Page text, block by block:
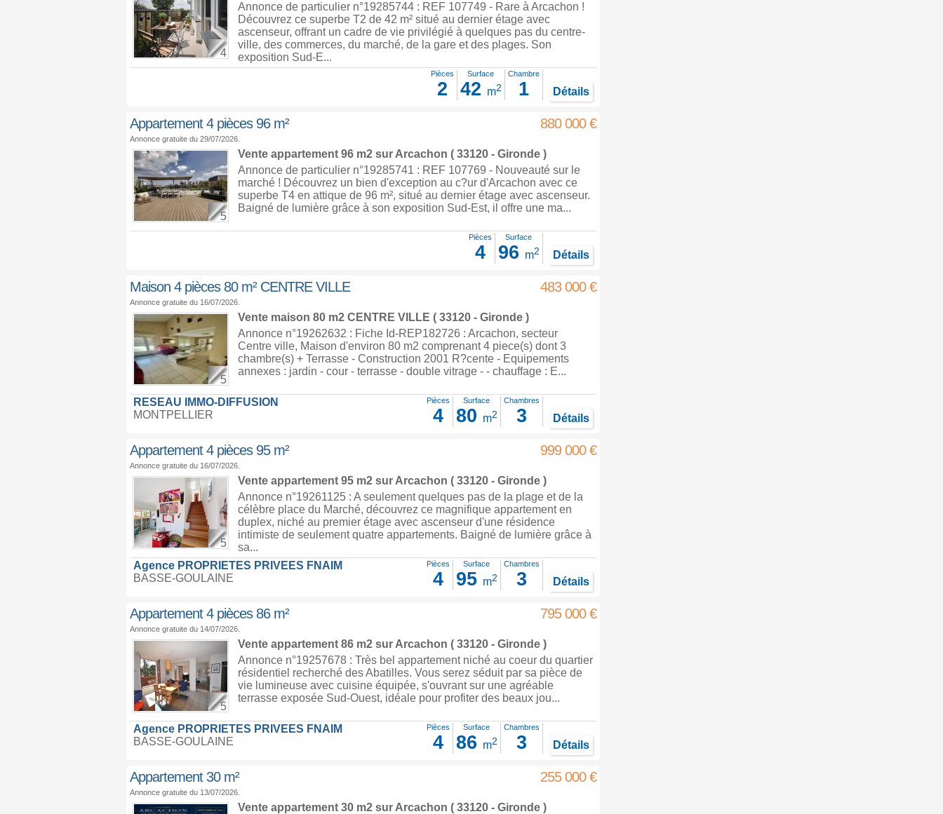
4
Annonce de particulier n°19285744 : REF 107749 - Rare à Arcachon !
Découvrez ce superbe T2 de 42 m² situé au dernier étage avec
ascenseur, offrant un cadre de vie privilégié à quelques pas du centre-
ville, des commerces, du marché, de la gare et des plages. Son
exposition Sud-E...
Pièces
2
Surface
42 m2
Chambre
1 Détails
Appartement 4 pièces 96 m² 880 000 €
Annonce gratuite du 29/07/2026.
5
Vente appartement 96 m2 sur Arcachon ( 33120 - Gironde )
Annonce de particulier n°19285741 : REF 107769 - Nouveauté sur le
marché ! Découvrez un bien d'exception au c?ur d'Arcachon avec ce
superbe T4 en attique de 96 m², situé au dernier étage avec ascenseur.
Baigné de lumière grâce à son exposition Sud-Est, il offre une ma...
Pièces
4
Surface
96 m2 Détails
Maison 4 pièces 80 m² CENTRE VILLE 483 000 €
Annonce gratuite du 16/07/2026.
5
Vente maison 80 m2 CENTRE VILLE ( 33120 - Gironde )
Annonce n°19262632 : Fiche Id-REP182726 : Arcachon, secteur
Centre ville, Maison d'environ 80 m2 comprenant 4 piece(s) dont 3
chambre(s) + Terrasse - Construction 2001 R?cente - Equipements
annexes : jardin - cour - terrasse - double vitrage - - chauffage : E...
RESEAU IMMO-DIFFUSION
MONTPELLIER
Pièces
4
Surface
80 m2
Chambres
3 Détails
Appartement 4 pièces 95 m² 999 000 €
Annonce gratuite du 16/07/2026.
5
Vente appartement 95 m2 sur Arcachon ( 33120 - Gironde )
Annonce n°19261125 : A seulement quelques pas de la plage et de la
célèbre place du Marché, découvrez ce magnifique appartement en
duplex, niché au premier étage avec ascenseur d'une résidence
intimiste de seulement quatre appartements. Baigné de lumière grâce à
sa...
Agence PROPRIETES PRIVEES FNAIM
BASSE-GOULAINE
Pièces
4
Surface
95 m2
Chambres
3 Détails
Appartement 4 pièces 86 m² 795 000 €
Annonce gratuite du 14/07/2026.
5
Vente appartement 86 m2 sur Arcachon ( 33120 - Gironde )
Annonce n°19257678 : Très bel appartement niché au coeur du quartier
résidentiel recherché des Abatilles. Vous serez séduit par sa pièce de
vie lumineuse avec cuisine équipée, s'ouvrant sur une agréable
terrasse exposée Sud-Ouest, idéale pour profiter des beaux jou...
Agence PROPRIETES PRIVEES FNAIM
BASSE-GOULAINE
Pièces
4
Surface
86 m2
Chambres
3 Détails
Appartement 30 m² 255 000 €
Annonce gratuite du 13/07/2026.
Vente appartement 30 m2 sur Arcachon ( 33120 - Gironde )